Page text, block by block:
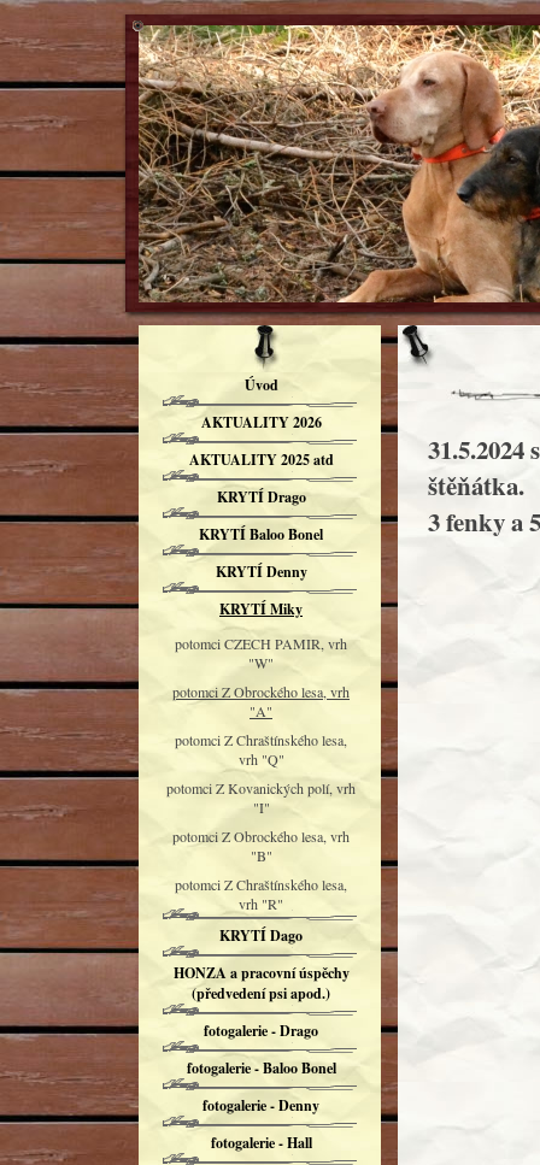
štěňátka.
3 fenky a
Úvod
AKTUALITY 2026
AKTUALITY 2025 atd
KRYTÍ Drago
KRYTÍ Baloo Bonel
KRYTÍ Denny
KRYTÍ Miky
potomci CZECH PAMIR, vrh
"W"
potomci Z Obrockého lesa, vrh
"A"
potomci Z Chraštínského lesa,
vrh "Q"
potomci Z Kovanických polí, vrh
"I"
potomci Z Obrockého lesa, vrh
"B"
potomci Z Chraštínského lesa,
vrh "R"
KRYTÍ Dago
HONZA a pracovní úspěchy
(předvedení psi apod.)
fotogalerie - Drago
fotogalerie - Baloo Bonel
fotogalerie - Denny
fotogalerie - Hall